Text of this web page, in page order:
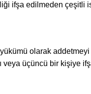
ifşa edilmeden
olarak
veya üçüncü bir kişiye